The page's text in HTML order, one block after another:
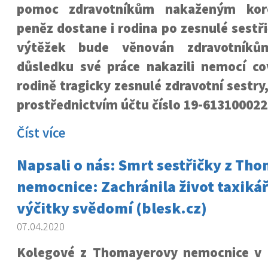
pomoc zdravotníkům nakaženým
peněz dostane i rodina po zesnulé
výtěžek bude věnován
důsledku své práce nakazili nemocí
rodině tragicky zesnulé zdravotní
prostřednictvím účtu číslo 19-
Číst více
Napsali o nás: Smrt sestřičky z
nemocnice: Zachránila život
výčitky svědomí (blesk.cz)
07.04.2020
Kolegové z Thomayerovy nemocnice v